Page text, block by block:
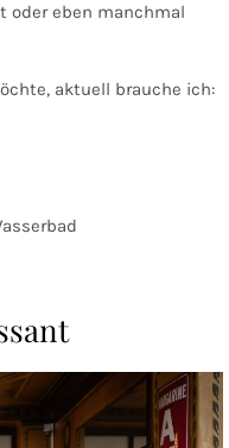
oder eben manchmal
aktuell brauche ich: